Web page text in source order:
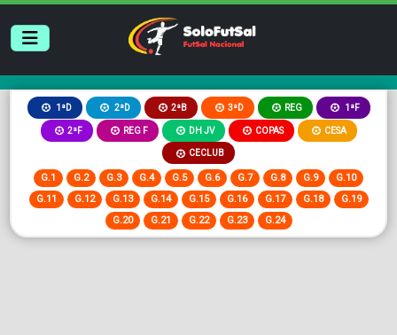
1ªD 2ªD 2ªB 3ªD REG 1ªF
2ªF REG F DH JV COPAS CESA
CECLUB
G.1 G.2 G.3 G.4 G.5 G.6 G.7 G.8 G.9
G.10
G.11
G.12 G.13 G.14 G.15 G.16 G.17 G.18
G.19
G.20
G.21 G.22 G.23 G.24